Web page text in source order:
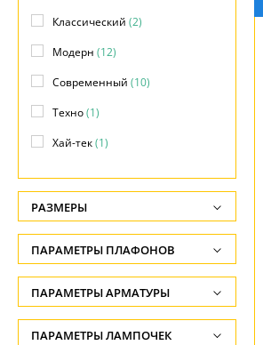
Классический (2)
Модерн (12)
Современный (10)
Техно(1)
Хай-тек(1)
РАЗМЕРЫ
Высота, см
-
Глубина, см
-
ПАРАМЕТРЫ ПЛАФОНОВ
ФОРМА ПЛАФОНА
Декоративный(1)
ПАРАМЕТРЫ АРМАТУРЫ
ЦВЕТ АРМАТУРЫ
ПАРАМЕТРЫ ЛАМПОЧЕК